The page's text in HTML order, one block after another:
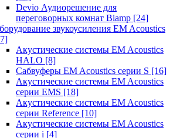
Devio Аудиорешение для
переговорных комнат Biamp [24]
звукоусиления EM Acoustics
Акустические системы EM Acoustics
HALO [8]
Сабвуферы EM Acoustics серии S [16]
Акустические системы EM Acoustics
серии EMS [18]
Акустические системы EM Acoustics
серии Reference [10]
Акустические системы EM Acoustics
серии i [4]